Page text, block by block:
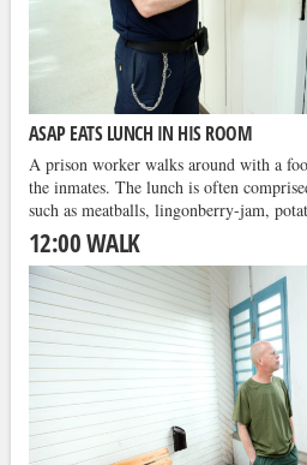
ASAP EATS LUNCH IN HIS ROOM
A prison worker walks around with a
the inmates. The lunch is often
such as meatballs, lingonberry-jam,
12:00 WALK